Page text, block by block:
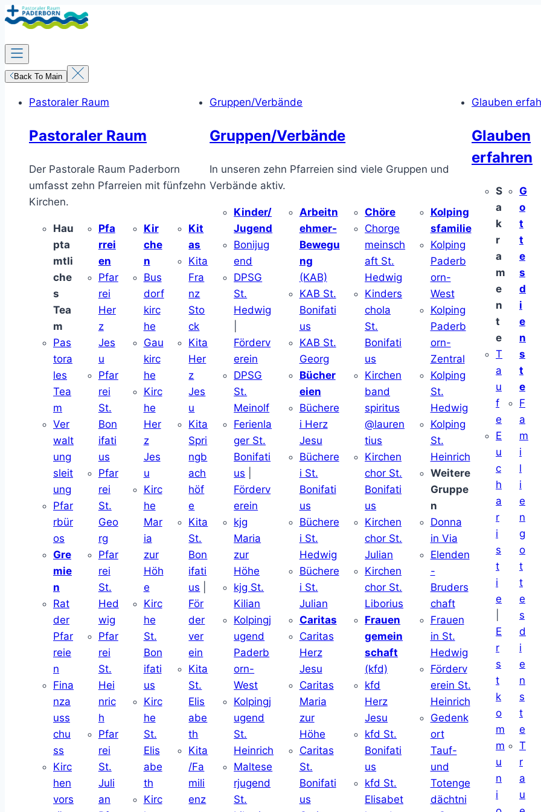
Zum
Inhalt
springen
Back To Main
Pastoraler Raum
Pastoraler Raum
Der Pastorale Raum Paderborn
umfasst zehn Pfarreien mit fünfzehn
Kirchen.
Hau
pta
mtli
che
s
Tea
m
Pas
tora
les
Tea
m
Ver
walt
ung
sleit
ung
Pfar
rbür
os
Gre
mie
n
Rat
der
Pfar
reie
n
Fina
nza
uss
chu
ss
Kirc
hen
vors
Pfa
rrei
en
Pfar
rei
Her
z
Jes
u
Pfar
rei
St.
Bon
ifati
us
Pfar
rei
St.
Geo
rg
Pfar
rei
St.
Hed
wig
Pfar
rei
St.
Hei
nric
h
Pfar
rei
St.
Juli
an
Kir
che
n
Bus
dorf
kirc
he
Gau
kirc
he
Kirc
he
Her
z
Jes
u
Kirc
he
Mar
ia
zur
Höh
e
Kirc
he
St.
Bon
ifati
us
Kirc
he
St.
Elis
abe
th
Kirc
Kit
as
Kita
Fra
nz
Sto
ck
Kita
Her
z
Jes
u
Kita
Spri
ngb
ach
höf
e
Kita
St.
Bon
ifati
us
För
der
ver
ein
Kita
St.
Elis
abe
th
Kita
/Fa
mili
enz
Gruppen/Verbände
Gruppen/Verbände
In unseren zehn Pfarreien sind viele Gruppen und
Verbände aktiv.
Kinder/
Jugend
Bonijug
end
DPSG
St.
Hedwig
Förderv
erein
DPSG
St.
Meinolf
Ferienla
ger St.
Bonifati
us
Förderv
erein
kjg
Maria
zur
Höhe
kjg St.
Kilian
Kolpingj
ugend
Paderb
orn-
West
Kolpingj
ugend
St.
Heinrich
Maltese
rjugend
St.
Arbeitn
ehmer-
Bewegu
ng
(KAB)
KAB St.
Bonifati
us
KAB St.
Georg
Bücher
eien
Büchere
i Herz
Jesu
Büchere
i St.
Bonifati
us
Büchere
i St.
Hedwig
Büchere
i St.
Julian
Caritas
Caritas
Herz
Jesu
Caritas
Maria
zur
Höhe
Caritas
St.
Bonifati
us
Chöre
Chorge
meinsch
aft St.
Hedwig
Kinders
chola
St.
Bonifati
us
Kirchen
band
spiritus
@lauren
tius
Kirchen
chor St.
Bonifati
us
Kirchen
chor St.
Julian
Kirchen
chor St.
Liborius
Frauen
gemein
schaft
(kfd)
kfd
Herz
Jesu
kfd St.
Bonifati
us
kfd St.
Elisabet
Kolping
sfamilie
Kolping
Paderb
orn-
West
Kolping
Paderb
orn-
Zentral
Kolping
St.
Hedwig
Kolping
St.
Heinrich
Weitere
Gruppe
n
Donna
in Via
Elenden
-
Bruders
chaft
Frauen
in St.
Hedwig
Förderv
erein St.
Heinrich
Gedenk
ort
Tauf-
und
Totenge
dächtni
Glauben
Glauben
erfahren
S
a
k
r
a
m
e
n
t
e
T
a
u
f
e
E
u
c
h
a
r
i
s
t
i
e
E
r
s
t
k
o
m
m
u
n
i
G
o
t
t
e
s
d
i
e
n
s
t
e
F
a
m
i
l
i
e
n
g
o
t
t
e
s
d
i
e
n
s
t
e
T
r
a
u